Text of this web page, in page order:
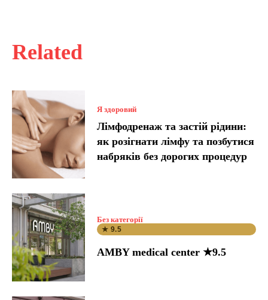
Related
Я здоровий
Лімфодренаж та застій рідини:
як розігнати лімфу та позбутися
набряків без дорогих процедур
Без категорії
★ 9.5
AMBY medical center ★9.5